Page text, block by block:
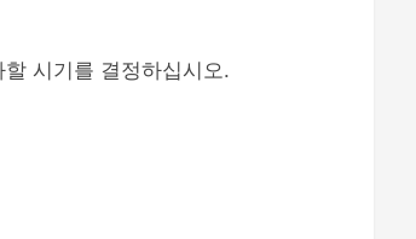
시기를 결정하십시오.